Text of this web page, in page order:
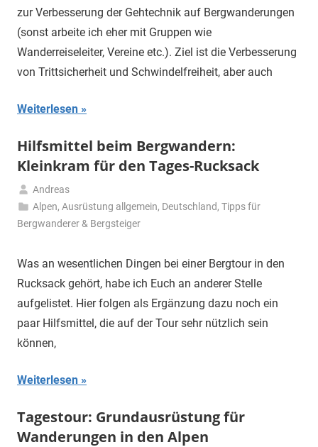
zur Verbesserung der Gehtechnik auf Bergwanderungen
(sonst arbeite ich eher mit Gruppen wie
Wanderreiseleiter, Vereine etc.). Ziel ist die Verbesserung
von Trittsicherheit und Schwindelfreiheit, aber auch
Weiterlesen
Hilfsmittel beim Bergwandern:
Kleinkram für den Tages-Rucksack
26.
April
Andreas
Alpen,Ausrüstung allgemein, Deutschland,Tipps für
Bergwanderer & Bergsteiger
Was an wesentlichen Dingen bei einer Bergtour in den
Rucksack gehört, habe ich Euch an anderer Stelle
aufgelistet. Hier folgen als Ergänzung dazu noch ein
paar Hilfsmittel, die auf der Tour sehr nützlich sein
können,
Weiterlesen
Tagestour: Grundausrüstung für
Wanderungen in den Alpen